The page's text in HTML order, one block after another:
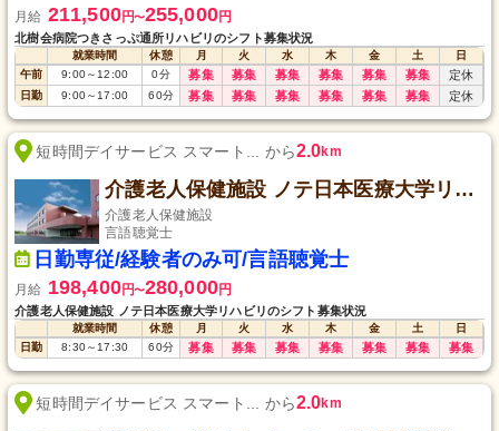
月給 211,500円〜255,000円
北樹会病院つきさっぷ通所リハビリのシフト募集状況
就業時間 休憩 月 火 水 木 金 土
日
午前
9:00～12:00 0分 募集 募集 募集 募集 募集 募集 定休
日勤 9:00～17:00 60分 募集 募集 募集 募集 募集 募集 定休
短時間デイサービス スマート... から2.0km
介護老人保健施設 ノテ日本医療大学リハビリ
介護老人保健施設
言語聴覚士
日勤専従/経験者のみ可/言語聴覚士
月給 198,400円〜280,000円
介護老人保健施設 ノテ日本医療大学リハビリのシフト募集状況
就業時間 休憩 月 火 水 木 金 土
日
日勤
8:30～17:30 60分 募集 募集 募集 募集 募集 募集 募集
短時間デイサービス スマート... から2.0km